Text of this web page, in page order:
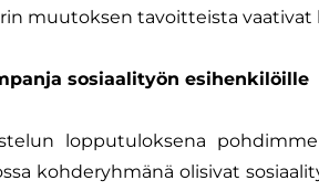
muutoksen tavoitteista vaativat
sosiaalityön esihenkilöille
lopputuloksena
kohderyhmänä olisivat